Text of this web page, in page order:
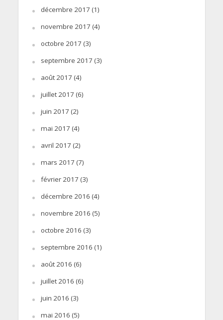
décembre 2017 (1)
novembre 2017 (4)
octobre 2017 (3)
septembre 2017 (3)
août 2017 (4)
juillet 2017 (6)
juin 2017 (2)
mai 2017 (4)
avril 2017 (2)
mars 2017 (7)
février 2017 (3)
décembre 2016 (4)
novembre 2016 (5)
octobre 2016 (3)
septembre 2016 (1)
août 2016 (6)
juillet 2016 (6)
juin 2016 (3)
mai 2016 (5)